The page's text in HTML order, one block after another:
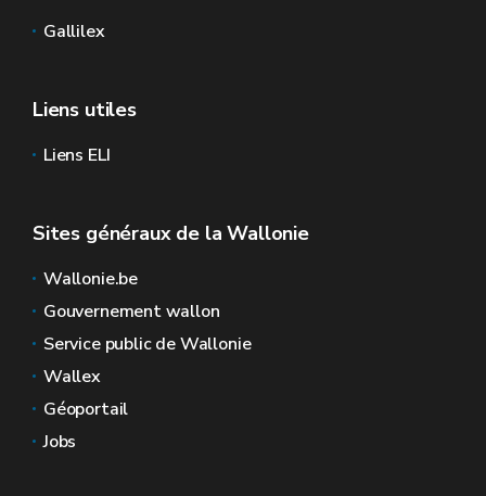
Gallilex
Liens utiles
Liens ELI
Sites généraux de la Wallonie
Wallonie.be
Gouvernement wallon
Service public de Wallonie
Wallex
Géoportail
Jobs